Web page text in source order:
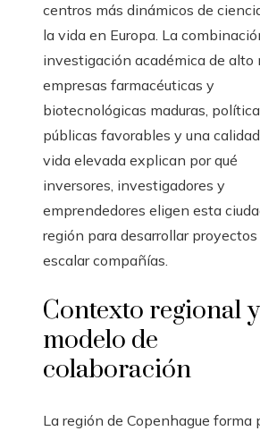
centros más dinámicos de
la vida en Europa. La
investigación académica de alto
empresas farmacéuticas y
biotecnológicas maduras,
públicas favorables y una
vida elevada explican por qué
inversores, investigadores y
emprendedores eligen esta
región para desarrollar proyectos
escalar compañías.
Contexto regional y
modelo de
colaboración
La región de Copenhague forma